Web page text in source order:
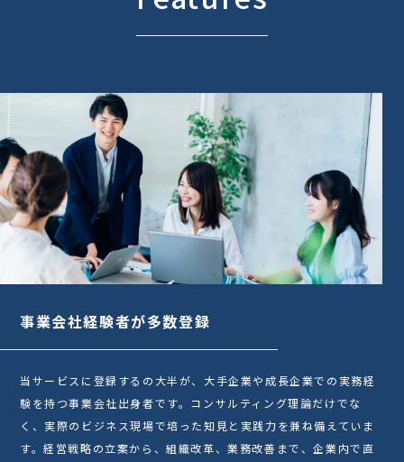
事業会社経験者が多数登録
当サービスに登録するの大半が、大手企業や成長企業での実務経
験を持つ事業会社出身者です。コンサルティング理論だけでな
く、実際のビジネス現場で培った知見と実践力を兼ね備えていま
す。経営戦略の立案から、組織改革、業務改善まで、企業内で直